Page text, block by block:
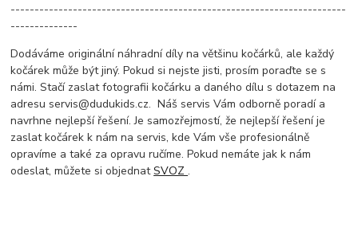
----------------------------------------------------------------------
--------------
Dodáváme originální náhradní díly na většinu kočárků, ale každý
kočárek může být jiný. Pokud si nejste jisti, prosím poraďte se s
námi. Stačí zaslat fotografii kočárku a daného dílu s dotazem na
adresu servis@dudukids.cz. Náš servis Vám odborně poradí a
navrhne nejlepší řešení. Je samozřejmostí, že nejlepší řešení je
zaslat kočárek k nám na servis, kde Vám vše profesionálně
opravíme a také za opravu ručíme. Pokud nemáte jak k nám
odeslat, můžete si objednatSVOZ.